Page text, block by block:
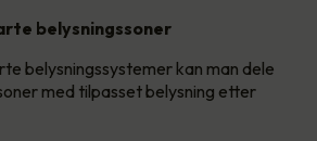
belysningssoner
belysningssystemer kan man dele
med tilpasset belysning etter